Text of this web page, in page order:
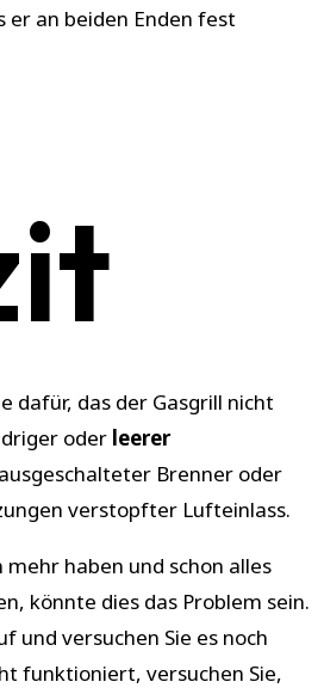
er an beiden Enden fest
dafür, das der Gasgrill nicht
oder leerer
Brenner oder
verstopfter Lufteinlass.
mehr haben und schon alles
könnte dies das Problem sein.
und versuchen Sie es noch
funktioniert, versuchen Sie,